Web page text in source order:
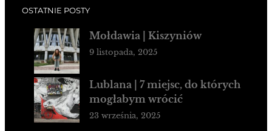
OSTATNIE POSTY
Mołdawia | Kiszyniów
9 listopada, 2025
Lublana | 7 miejsc, do których
mogłabym wrócić
23 września, 2025